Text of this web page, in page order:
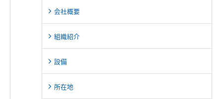
会社概要
組織紹介
設備
所在地